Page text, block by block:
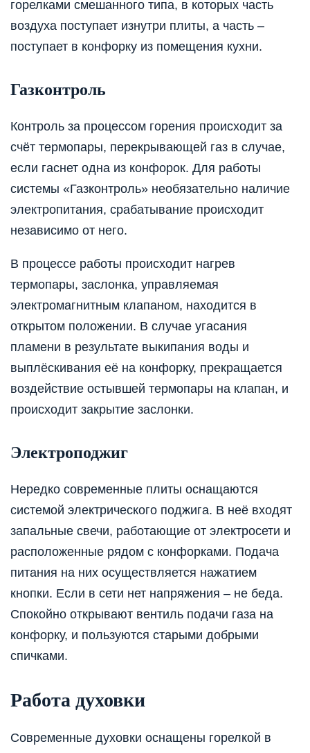
горелками смешанного типа, в которых часть
воздуха поступает изнутри плиты, а часть –
поступает в конфорку из помещения кухни.
Газконтроль
Контроль за процессом горения происходит за
счёт термопары, перекрывающей газ в случае,
если гаснет одна из конфорок. Для работы
системы «Газконтроль» необязательно наличие
электропитания, срабатывание происходит
независимо от него.
В процессе работы происходит нагрев
термопары, заслонка, управляемая
электромагнитным клапаном, находится в
открытом положении. В случае угасания
пламени в результате выкипания воды и
выплёскивания её на конфорку, прекращается
воздействие остывшей термопары на клапан, и
происходит закрытие заслонки.
Электроподжиг
Нередко современные плиты оснащаются
системой электрического поджига. В неё входят
запальные свечи, работающие от электросети и
расположенные рядом с конфорками. Подача
питания на них осуществляется нажатием
кнопки. Если в сети нет напряжения – не беда.
Спокойно открывают вентиль подачи газа на
конфорку, и пользуются старыми добрыми
спичками.
Работа духовки
Современные духовки оснащены горелкой в